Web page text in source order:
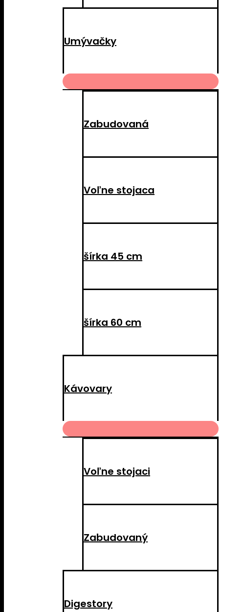
Umývačky
TOGGLE
Zabudovaná
Voľne stojaca
šírka 45 cm
šírka 60 cm
Kávovary
TOGGLE
Voľne stojaci
Zabudovaný
Digestory